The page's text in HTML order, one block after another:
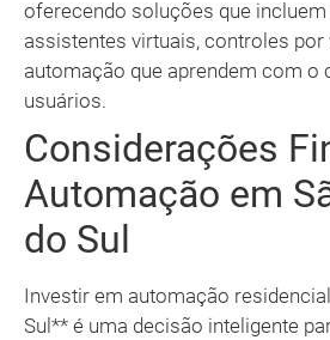
oferecendo soluções que
assistentes virtuais, controles por
automação que aprendem com o
usuários.
Considerações
Automação em
do Sul
Investir em automação
Sul** é uma decisão inteligente